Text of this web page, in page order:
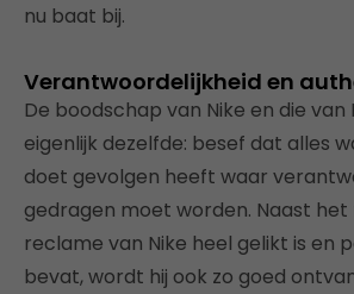
nu baat bij.
Verantwoordelijkheid en
De boodschap van Nike en die van
eigenlijk dezelfde: besef dat alles
doet gevolgen heeft waar
gedragen moet worden. Naast
reclame van Nike heel gelikt is en
bevat, wordt hij ook zo goed